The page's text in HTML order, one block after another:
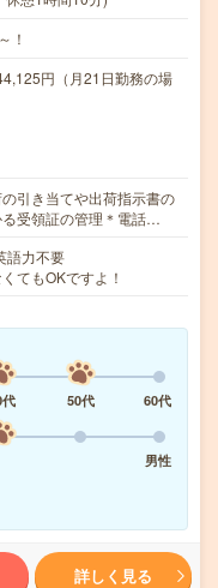
！
円（月21日勤務の場
引き当てや出荷指示書の
受領証の管理＊電話…
語力不要
てもOKですよ！
50代
60代
男性
詳しく見る